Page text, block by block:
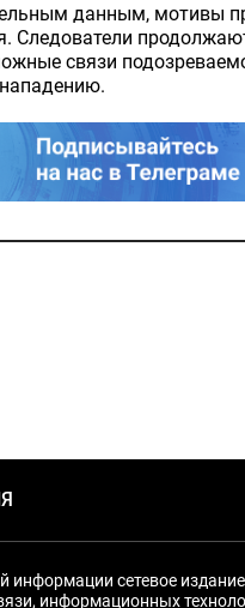
данным, мотивы
Следователи
связи
информации сетевое
информационных